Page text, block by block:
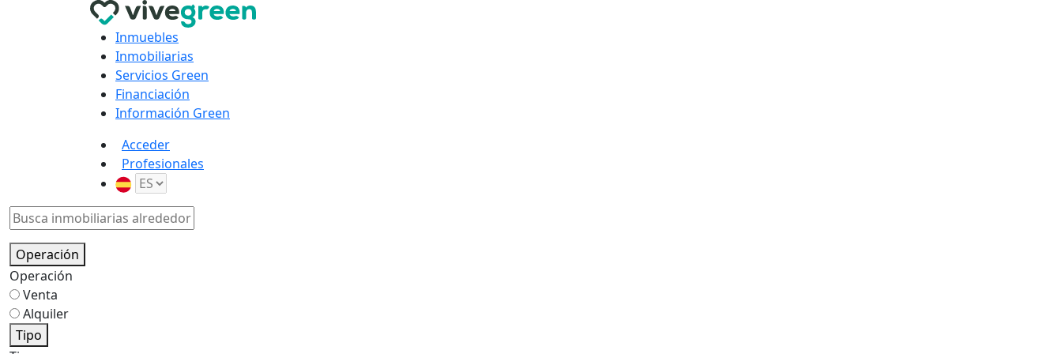
Inmuebles
Inmobiliarias
Servicios Green
Financiación
Información Green
Acceder
Profesionales
Operación
Operación
Venta
Alquiler
Tipo